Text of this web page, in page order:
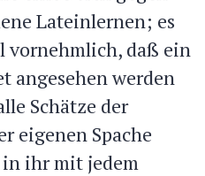
Lateinlernen; es
vornehmlich, daß ein
angesehen werden
Schätze der
eigenen Spache
ihr mit jedem